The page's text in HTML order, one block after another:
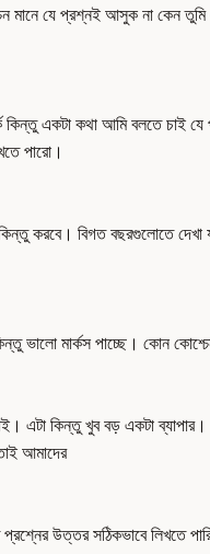
মানে যে প্রশ্নই আসুক না কেন তুমি
কিন্তু একটা কথা আমি বলতে চাই
পারো।
করবে। বিগত বছরগুলোতে
কিন্তু ভালো মার্কস পাচ্ছে। কোন
এটা কিন্তু খুব বড় একটা ব্যাপার।
আমাদের
উত্তর সঠিকভাবে লিখতে